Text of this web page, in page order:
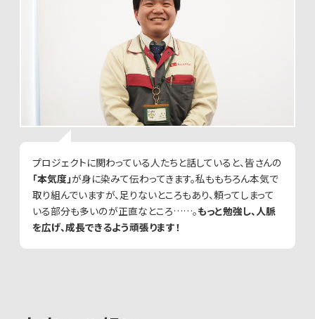
プロジェクトに関わっている人たちと話していると、皆さんの
「本気度」が身に染みて伝わってきます。私ももちろん本気で
取り組んでいますが、足りないところもあり、頼ってしまって
いる部分も多いのが正直なところ……。もっと勉強し、人脈
を広げ、成長できるよう頑張ります！